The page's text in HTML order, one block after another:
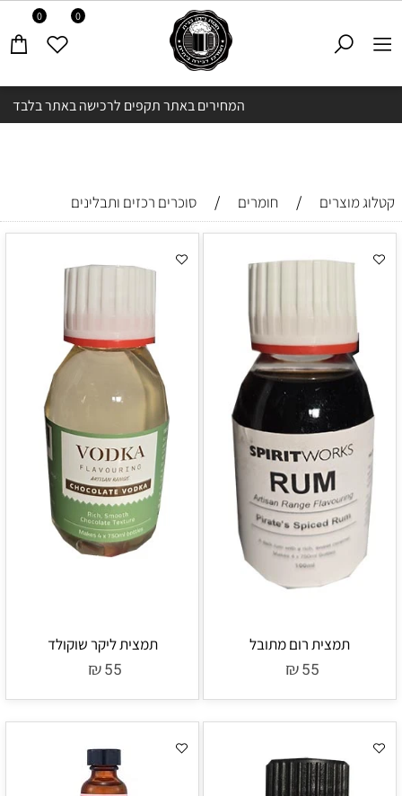
המחירים באתר תקפים לרכישה באתר בלבד
0 0
קטלוג מוצרים / חומרים / סוכרים רכזים ותבלינים
תמצית רום מתובל
₪55
תמצית ליקר שוקולד
₪55